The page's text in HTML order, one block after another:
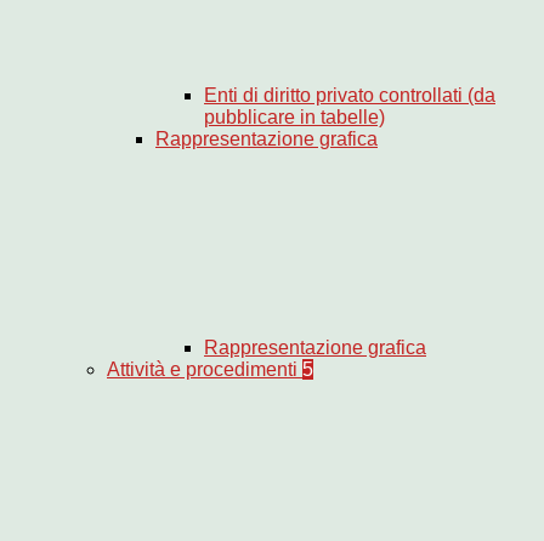
Enti di diritto privato controllati (da
pubblicare in tabelle)
Rappresentazione grafica
Rappresentazione grafica
Attività e procedimenti 5